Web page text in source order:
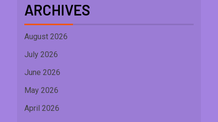
ARCHIVES
August 2026
July 2026
June 2026
May 2026
April 2026